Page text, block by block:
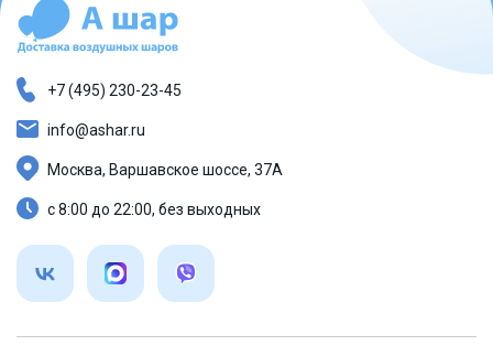
+7 (495) 230-23-45
info@ashar.ru
Москва, Варшавское шоссе, 37А
с 8:00 до 22:00, без выходных